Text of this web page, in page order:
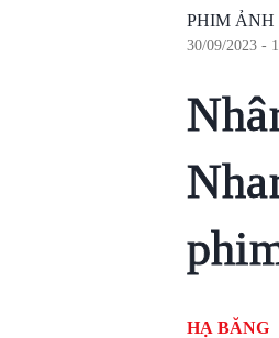
PHIM ẢNH
30/09/2023 -
HẠ BĂNG